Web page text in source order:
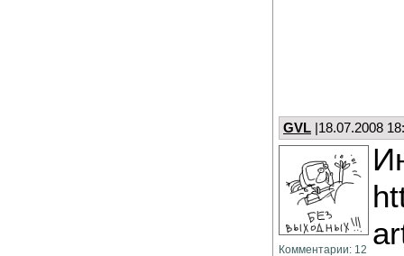
GVL |18.07.2008
Комментарии: 12